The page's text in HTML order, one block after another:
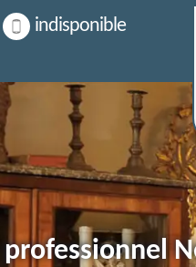
indisponible